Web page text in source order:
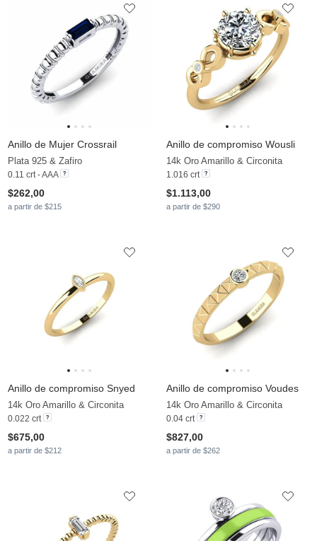
Anillo de Mujer Crossrail
Plata 925 & Zafiro
0.11 crt - AAA
$262,00
a partir de $215
Anillo de compromiso Wousli
14k Oro Amarillo & Circonita
1.016 crt
$1.113,00
a partir de $290
Anillo de compromiso Snyed
14k Oro Amarillo & Circonita
0.022 crt
$675,00
a partir de $212
Anillo de compromiso Voudes
14k Oro Amarillo & Circonita
0.04 crt
$827,00
a partir de $262